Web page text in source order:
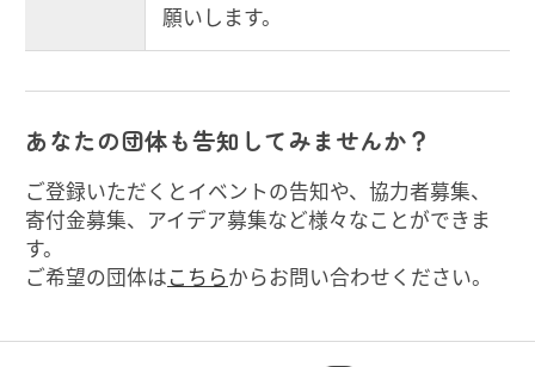
願いします。
あなたの団体も告知してみませんか？
ご登録いただくとイベントの告知や、協力者募集、
寄付金募集、アイデア募集など様々なことができま
す。
ご希望の団体はこちらからお問い合わせください。